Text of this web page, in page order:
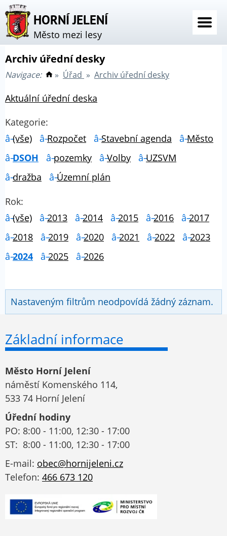
HORNÍ JELENÍ
Město mezi lesy
Archiv úřední desky
Navigace: » Úřad » Archiv úřední desky
Aktuální úřední deska
Kategorie:
(vše)
Rozpočet Stavební agenda
Město
DSOH
pozemky Volby
UZSVM
dražba
Územní plán
Rok:
(vše)
2013 2014 2015 2016
2017
2018
2019 2020 2021 2022
2023
2024
2025 2026
Nastaveným filtrům neodpovídá žádný záznam.
Základní informace
Město Horní Jelení
náměstí Komenského 114,
533 74 Horní Jelení
Úřední hodiny
PO: 8:00 - 11:00, 12:30 - 17:00
ST: 8:00 - 11:00, 12:30 - 17:00
E-mail: obec@hornijeleni.cz
Telefon: 466 673 120